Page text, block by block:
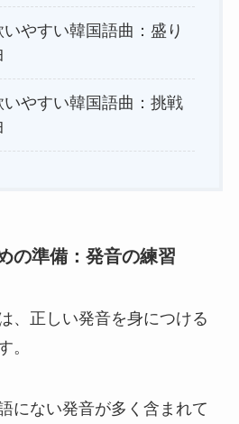
やすい韓国語曲：盛り
いやすい韓国語曲：挑戦
の準備：発音の練習
、正しい発音を身につける
。
にない発音が多く含まれて